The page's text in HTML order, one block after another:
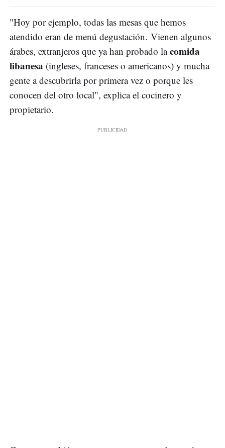
"Hoy por ejemplo, todas las mesas que hemos
atendido eran de menú degustación. Vienen algunos
árabes, extranjeros que ya han probado lacomida
libanesa (ingleses, franceses o americanos) y mucha
gente a descubrirla por primera vez o porque les
conocen del otro local", explica el cocinero y
propietario.